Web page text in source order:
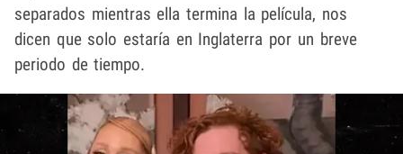
separados mientras ella termina la película, nos
dicen que solo estaría en Inglaterra por un breve
periodo de tiempo.